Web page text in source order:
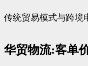
传统贸易模式与跨境
华贸物流:客单